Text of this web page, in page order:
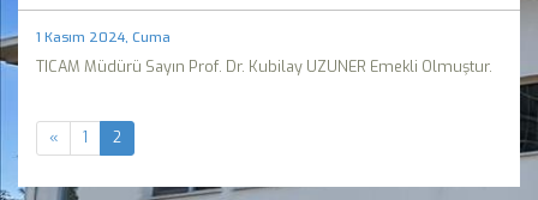
1 Kasım 2024, Cuma
TICAM Müdürü Sayın Prof. Dr. Kubilay UZUNER Emekli Olmuştur.
« 1 2